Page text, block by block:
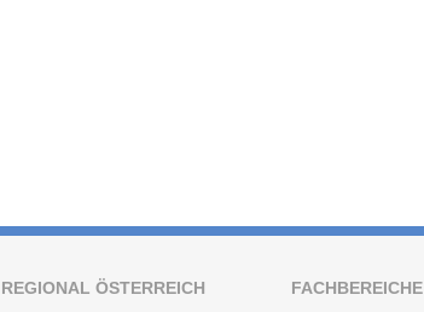
REGIONAL ÖSTERREICH FACHBEREICHE